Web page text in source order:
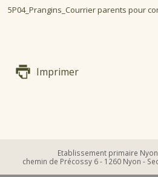
5P04_Prangins_Courrier parents pour
Imprimer
Etablissement primaire Nyon
chemin de Précossy 6 - 1260 Nyon -